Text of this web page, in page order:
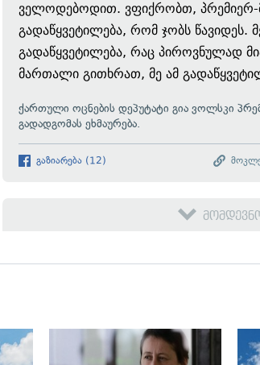
ველოდებოდით. ვფიქრობთ, პრემიერ-
გადაწყვეტილება, რომ ჯობს წავიდეს.
გადაწყვეტილება, რაც პიროვნულად
მართალი გითხრათ, მე ამ
ქართული ოცნების დეპუტატი გია ვოლსკი
გადადგომას ეხმაურება.
გაზიარება (12)
გადახედვა